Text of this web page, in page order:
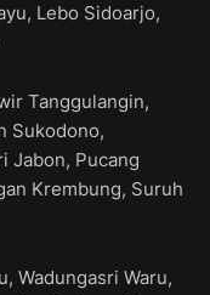
Lebo Sidoarjo,
Tanggulangin,
Sukodono,
Jabon, Pucang
Krembung, Suruh
Wadungasri Waru,